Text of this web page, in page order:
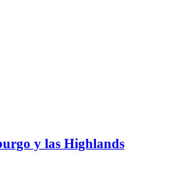
y las Highlands